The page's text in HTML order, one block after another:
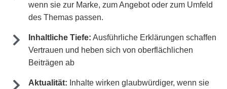
wenn sie zur Marke, zum Angebot oder zum Umfeld
des Themas passen.
Inhaltliche Tiefe: Ausführliche Erklärungen schaffen
Vertrauen und heben sich von oberflächlichen
Beiträgen ab
Aktualität: Inhalte wirken glaubwürdiger, wenn sie